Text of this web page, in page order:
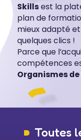
Skillsest la
plan de
mieux adapté
quelques clics !
Parce que
compétences
Organismes
Toutes